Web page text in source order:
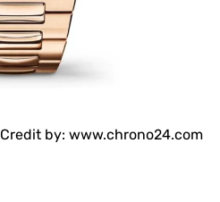
Credit by: www.chrono24.com